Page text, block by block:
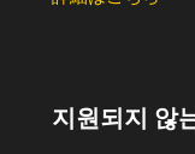
지원되지 않